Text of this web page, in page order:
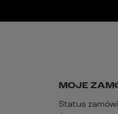
MOJE
Status